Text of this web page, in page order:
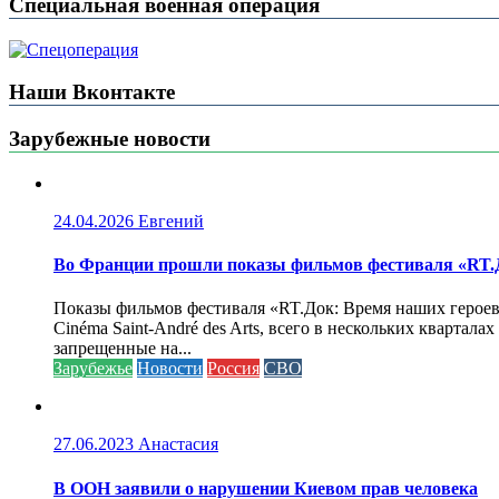
Специальная военная операция
Наши Вконтакте
Зарубежные новости
24.04.2026 Евгений
Во Франции прошли показы фильмов фестиваля
Показы фильмов фестиваля «RT.Док: Время наших
Cinéma Saint-André des Arts, всего в нескольких
запрещенные на...
Зарубежье Новости Россия СВО
27.06.2023 Анастасия
В ООН заявили о нарушении Киевом прав человека